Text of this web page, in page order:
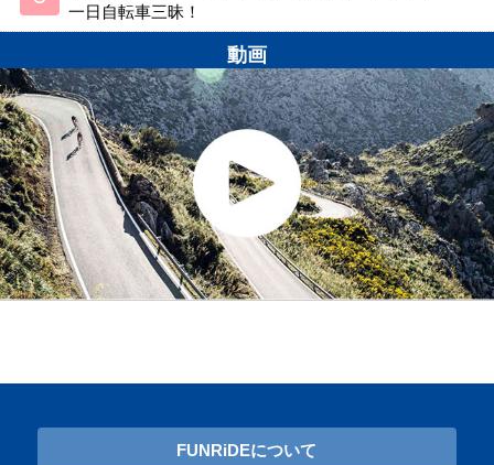
一日自転車三昧！
動画
FUNRiDEについて